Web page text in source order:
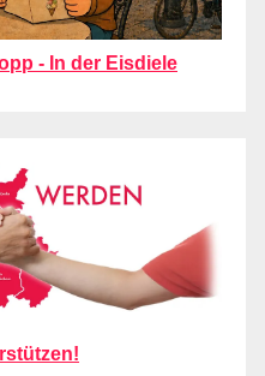
- In der Eisdiele